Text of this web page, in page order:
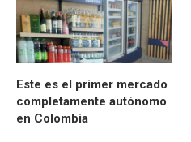
Este es el primer mercado
completamente autónomo
en Colombia